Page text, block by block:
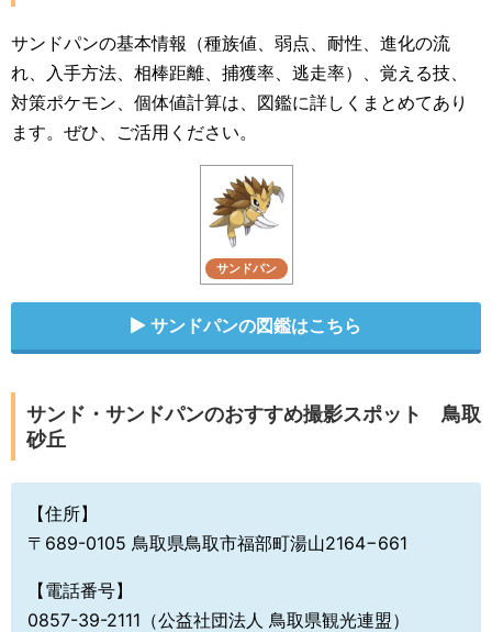
サンドパンの基本情報（種族値、弱点、耐性、進化の流
れ、入手方法、相棒距離、捕獲率、逃走率）、覚える技、
対策ポケモン、個体値計算は、図鑑に詳しくまとめてあり
ます。ぜひ、ご活用ください。
サンドパン
サンドパンの図鑑はこちら
サンド・サンドパンのおすすめ撮影スポット 鳥取
砂丘
【住所】
〒689-0105 鳥取県鳥取市福部町湯山2164−661
【電話番号】
0857-39-2111（公益社団法人 鳥取県観光連盟）